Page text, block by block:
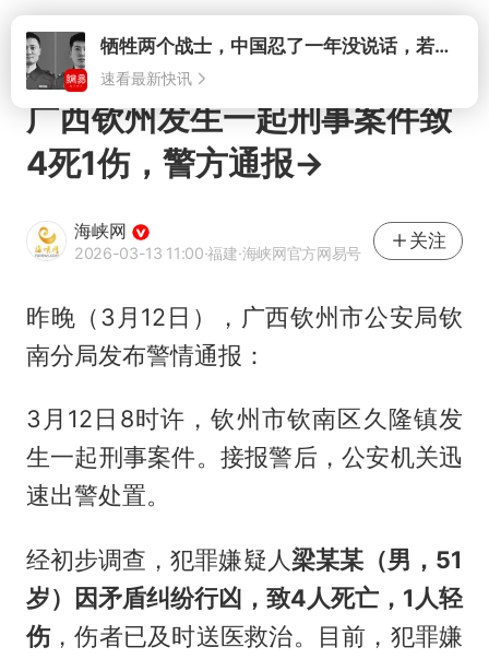
打开牺牲两个战士，中国忍了一年没说话，若菲律宾死了人，他会开战吗
速看最新快讯
广西钦州发生一起刑事案件致
4死1伤，警方通报→
海峡网
2026-03-13 11:00·福建·海峡网官方网易号
关注
昨晚（3月12日），广西钦州市公安局钦
南分局发布警情通报：
3月12日8时许，钦州市钦南区久隆镇发
生一起刑事案件。接报警后，公安机关迅
速出警处置。
经初步调查，犯罪嫌疑人梁某某（男，51
岁）因矛盾纠纷行凶，致4人死亡，1人轻
伤 ，伤者已及时送医救治。目前，犯罪嫌